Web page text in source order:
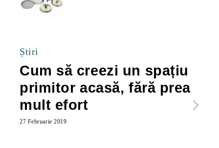
Știri
Cum să creezi un spațiu
primitor acasă, fără prea
mult efort
27 Februarie 2019